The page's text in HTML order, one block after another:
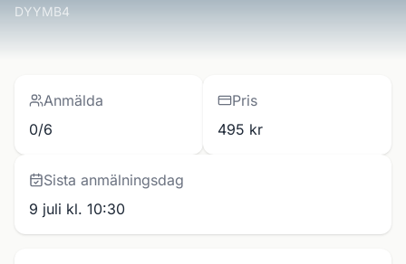
DYYMB4
Anmälda
0/6
Pris
495 kr
Sista anmälningsdag
9 juli kl. 10:30